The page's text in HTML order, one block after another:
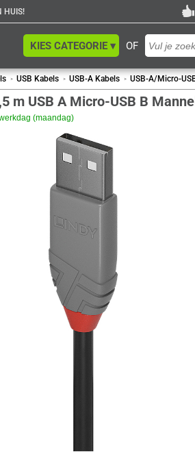
HUIS!
OF
KIES CATEGORIE ▾
USB Kabels USB-A Kabels USB-A/Micro-
m USB A Micro-USB B
(maandag)